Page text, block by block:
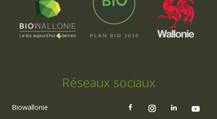
Réseaux sociaux
Biowallonie